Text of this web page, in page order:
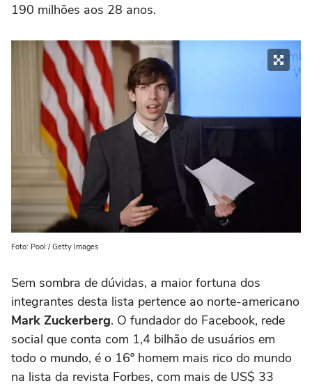
190 milhões aos 28 anos.
Foto: Pool / Getty Images
Sem sombra de dúvidas, a maior fortuna dos
integrantes desta lista pertence ao norte-americano
Mark Zuckerberg. O fundador do Facebook, rede
social que conta com 1,4 bilhão de usuários em
todo o mundo, é o 16º homem mais rico do mundo
na lista da revista Forbes, com mais de US$ 33